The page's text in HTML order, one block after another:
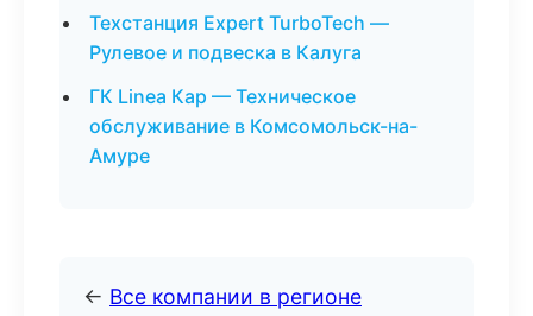
Техстанция Expert TurboTech —
Рулевое и подвеска в Калуга
ГК Linea Кар — Техническое
обслуживание в Комсомольск-на-
Амуре
← Все компании в регионе